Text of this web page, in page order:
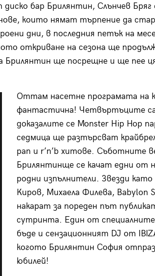
бар Брилянтин, Слънчев
които нямат търпение да
дни, в последния петък на
откриване на сезона ще
Брилянтин ще посрещне и ще пее
Оттам насетне програмата на
фантастична! Четвъртъците
доказалите се Monster Hip Hop
седмица ще разтърсват
рап и r’n’b хитове. Съботните
Брилянтинще се качат едни от
родни изпълнители. Звезди
Киров, Михаела Филева, Babylon
накарат за пореден път
сутринта. Eдин от
бъде и сензационният DJ oт
когото Брилянтин София
юбилей!